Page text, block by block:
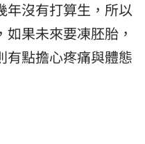
年沒有打算生，所以
果未來要凍胚胎，
有點擔心疼痛與體態